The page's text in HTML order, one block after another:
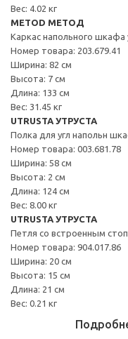
Вес: 4.02 кг
METOD МЕТОД
Каркас напольного шкафа
Номер товара: 203.679.41
Ширина: 82 см
Высота: 7 см
Длина: 133 см
Вес: 31.45 кг
UTRUSTA УТРУСТА
Полка для угл напольн
Номер товара: 003.681.78
Ширина: 58 см
Высота: 2 см
Длина: 124 см
Вес: 8.00 кг
UTRUSTA УТРУСТА
Петля со встроенным
Номер товара: 904.017.86
Ширина: 20 см
Высота: 15 см
Длина: 21 см
Вес: 0.21 кг